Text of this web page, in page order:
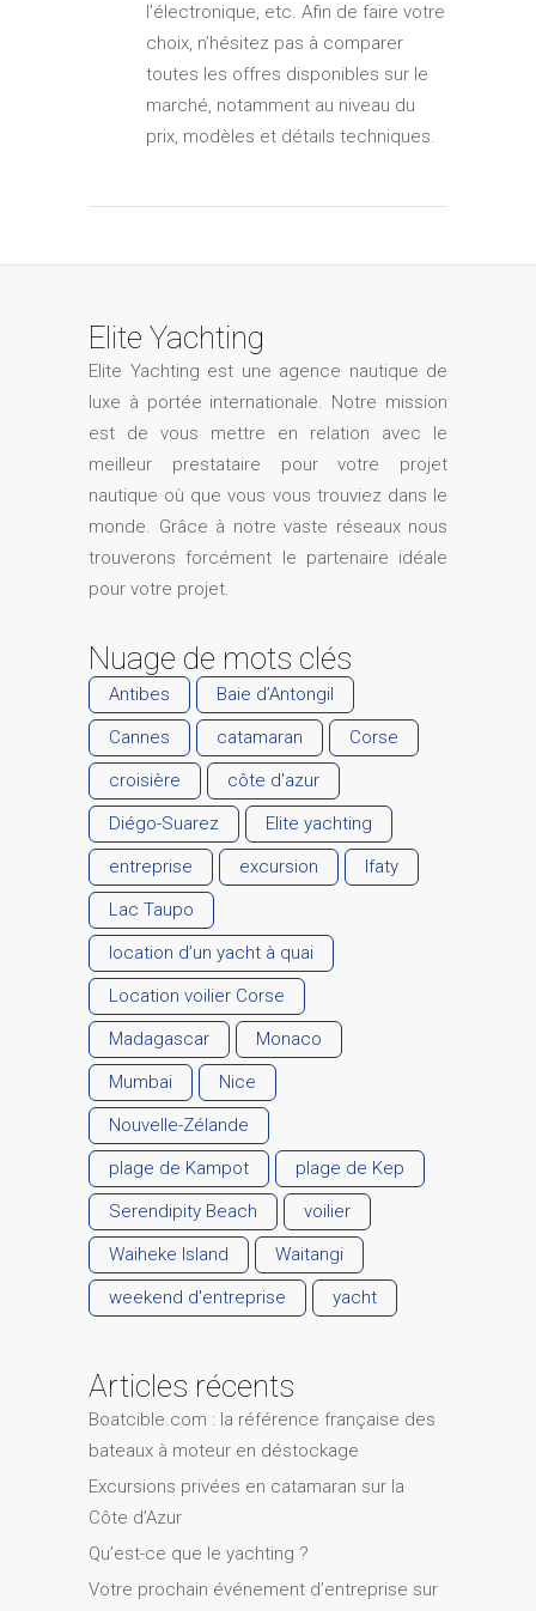
l’électronique, etc. Afin de faire votre
choix, n’hésitez pas à comparer
toutes les offres disponibles sur le
marché, notamment au niveau du
prix, modèles et détails techniques.
Elite Yachting
Elite Yachting est une agence nautique de
luxe à portée internationale. Notre mission
est de vous mettre en relation avec le
meilleur prestataire pour votre projet
nautique où que vous vous trouviez dans le
monde. Grâce à notre vaste réseaux nous
trouverons forcément le partenaire idéale
pour votre projet.
Nuage de mots clés
Antibes
Baie d’Antongil
Cannes
catamaran
Corse
croisière
côte d'azur
Diégo-Suarez
Elite yachting
entreprise
excursion
Ifaty
Lac Taupo
location d’un yacht à quai
Location voilier Corse
Madagascar
Monaco
Mumbai
Nice
Nouvelle-Zélande
plage de Kampot
plage de Kep
Serendipity Beach
voilier
Waiheke Island
Waitangi
weekend d'entreprise
yacht
Articles récents
Boatcible.com : la référence française des
bateaux à moteur en déstockage
Excursions privées en catamaran sur la
Côte d’Azur
Qu’est-ce que le yachting ?
Votre prochain événement d’entreprise sur